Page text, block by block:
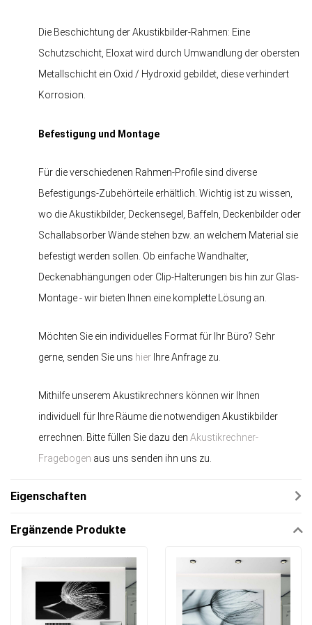
Die Beschichtung der Akustikbilder-Rahmen: Eine
Schutzschicht, Eloxat wird durch Umwandlung der obersten
Metallschicht ein Oxid / Hydroxid gebildet, diese verhindert
Korrosion.
Befestigung und Montage
Für die verschiedenen Rahmen-Profile sind diverse
Befestigungs-Zubehörteile erhältlich. Wichtig ist zu wissen,
wo die Akustikbilder, Deckensegel, Baffeln, Deckenbilder oder
Schallabsorber Wände stehen bzw. an welchem Material sie
befestigt werden sollen. Ob einfache Wandhalter,
Deckenabhängungen oder Clip-Halterungen bis hin zur Glas-
Montage - wir bieten Ihnen eine komplette Lösung an.
Möchten Sie ein individuelles Format für Ihr Büro? Sehr
gerne, senden Sie uns hier Ihre Anfrage zu.
Mithilfe unserem Akustikrechners können wir Ihnen
individuell für Ihre Räume die notwendigen Akustikbilder
errechnen. Bitte füllen Sie dazu den Akustikrechner-
Fragebogen aus uns senden ihn uns zu.
Eigenschaften
Ergänzende Produkte